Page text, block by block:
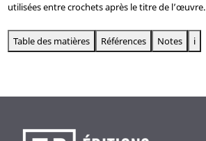
utilisées entre crochets après le titre de l’œuvre.
Table des matières Références Notes i